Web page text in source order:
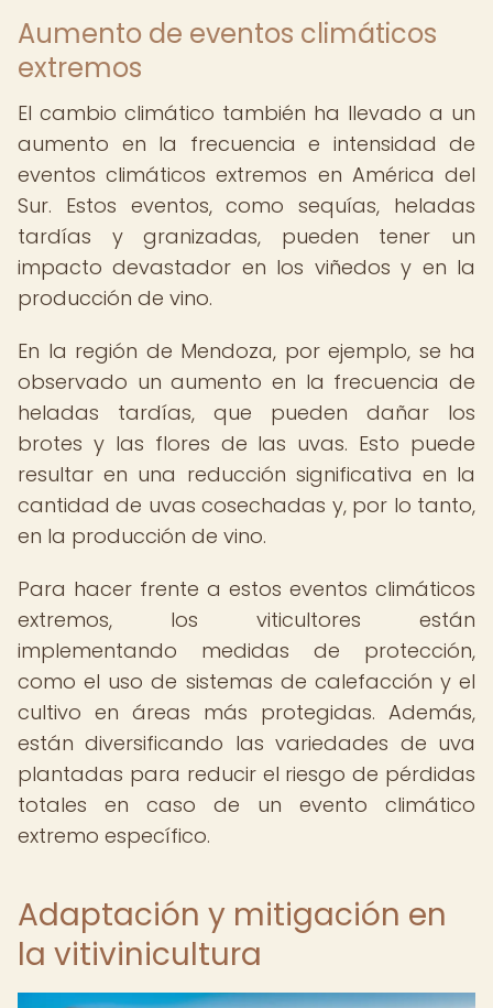
Aumento de eventos climáticos
extremos
El cambio climático también ha llevado a un
aumento en la frecuencia e intensidad de
eventos climáticos extremos en América del
Sur. Estos eventos, como sequías, heladas
tardías y granizadas, pueden tener un
impacto devastador en los viñedos y en la
producción de vino.
En la región de Mendoza, por ejemplo, se ha
observado un aumento en la frecuencia de
heladas tardías, que pueden dañar los
brotes y las flores de las uvas. Esto puede
resultar en una reducción significativa en la
cantidad de uvas cosechadas y, por lo tanto,
en la producción de vino.
Para hacer frente a estos eventos climáticos
extremos, los viticultores están
implementando medidas de protección,
como el uso de sistemas de calefacción y el
cultivo en áreas más protegidas. Además,
están diversificando las variedades de uva
plantadas para reducir el riesgo de pérdidas
totales en caso de un evento climático
extremo específico.
Adaptación y mitigación en
la vitivinicultura